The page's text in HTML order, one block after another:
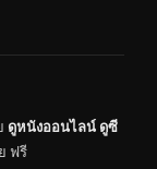
ดูหนังออนไลน์ ดูซี
ฟรี